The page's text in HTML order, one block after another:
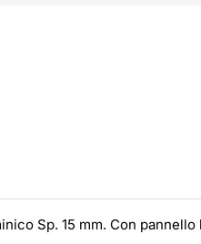
Sp. 15 mm. Con pannello